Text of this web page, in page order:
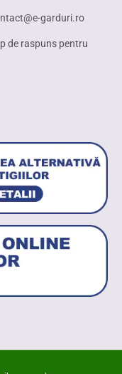
garduri.ro
de raspuns pentru